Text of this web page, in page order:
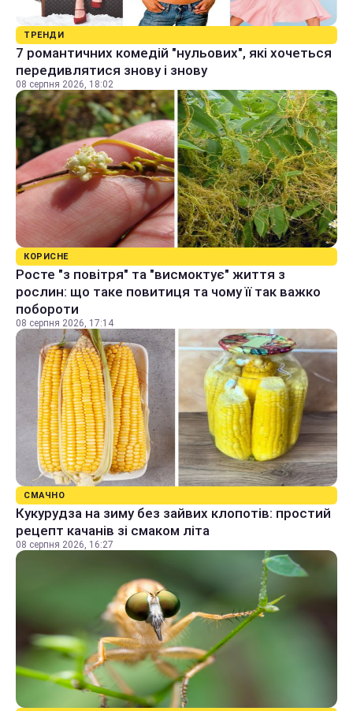
ТРЕНДИ
7 романтичних комедій "нульових", які хочеться
передивлятися знову і знову
08 серпня 2026, 18:02
КОРИСНЕ
Росте "з повітря" та "висмоктує" життя з
рослин: що таке повитиця та чому її так важко
побороти
08 серпня 2026, 17:14
СМАЧНО
Кукурудза на зиму без зайвих клопотів: простий
рецепт качанів зі смаком літа
08 серпня 2026, 16:27